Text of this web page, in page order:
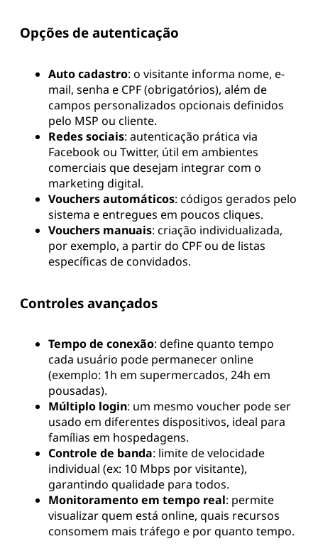
Opções de autenticação
Auto cadastro: o visitante informa nome, e-
mail, senha e CPF (obrigatórios), além de
campos personalizados opcionais definidos
pelo MSP ou cliente.
Redes sociais: autenticação prática via
Facebook ou Twitter, útil em ambientes
comerciais que desejam integrar com o
marketing digital.
Vouchers automáticos: códigos gerados pelo
sistema e entregues em poucos cliques.
Vouchers manuais: criação individualizada,
por exemplo, a partir do CPF ou de listas
específicas de convidados.
Controles avançados
Tempo de conexão: define quanto tempo
cada usuário pode permanecer online
(exemplo: 1h em supermercados, 24h em
pousadas).
Múltiplo login: um mesmo voucher pode ser
usado em diferentes dispositivos, ideal para
famílias em hospedagens.
Controle de banda: limite de velocidade
individual (ex: 10 Mbps por visitante),
garantindo qualidade para todos.
Monitoramento em tempo real: permite
visualizar quem está online, quais recursos
consomem mais tráfego e por quanto tempo.